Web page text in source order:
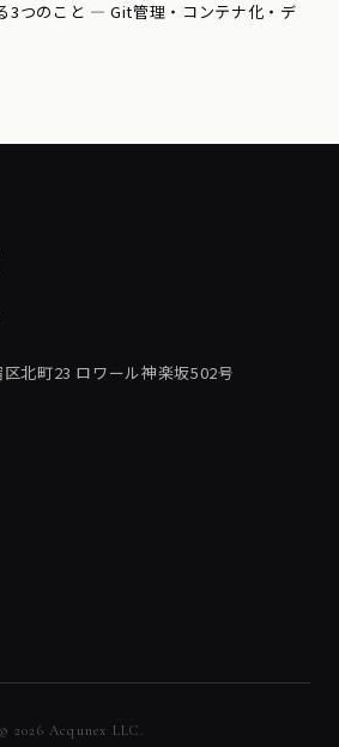
3つのこと — Git管理・コンテナ化・デ
北町23 ロワール神楽坂502号
© 2026 Acqunex LLC.